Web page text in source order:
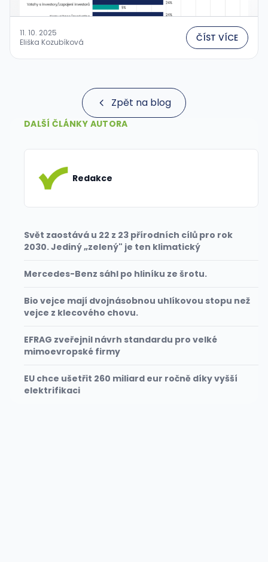
11. 10. 2025
Eliška Kozubíková
ČÍST VÍCE
Zpět na blog
DALŠÍ ČLÁNKY AUTORA
Redakce
Svět zaostává u 22 z 23 přírodních cílů pro rok
2030. Jediný „zelený" je ten klimatický
Mercedes-Benz sáhl po hliníku ze šrotu.
Bio vejce mají dvojnásobnou uhlíkovou stopu než
vejce z klecového chovu.
EFRAG zveřejnil návrh standardu pro velké
mimoevropské firmy
EU chce ušetřit 260 miliard eur ročně díky vyšší
elektrifikaci